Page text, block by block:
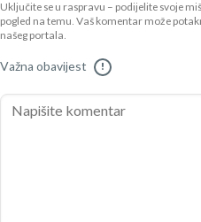
Uključite se u raspravu – podijelite svoje
pogled na temu. Vaš komentar može
našeg portala.
Važna obavijest !